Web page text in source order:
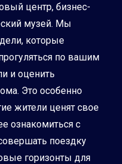
центр, бизнес-
музей. Мы
которые
по вашим
и оценить
Это особенно
жители ценят свое
ознакомиться с
поездку
горизонты для